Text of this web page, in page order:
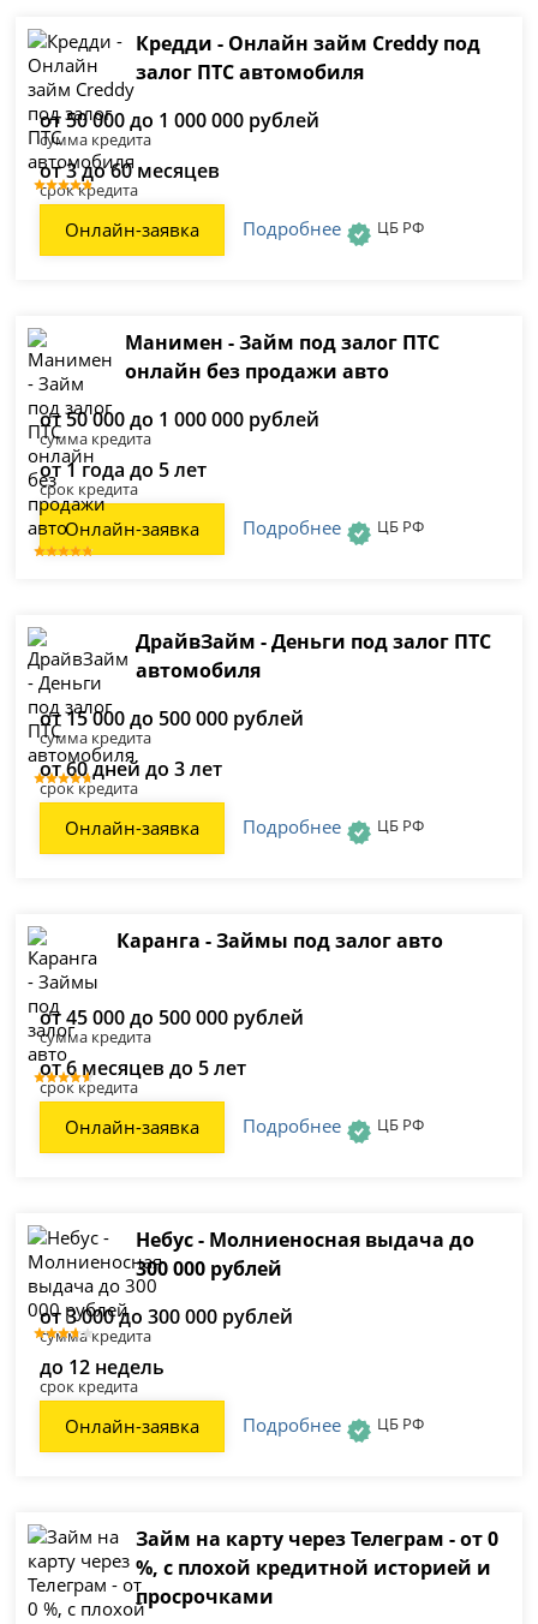
Кредди - Онлайн займ Creddy под
залог ПТС автомобиля
от 50 000 до 1 000 000 рублей
сумма кредита
от 3 до 60 месяцев
срок кредита
Онлайн-заявка Подробнее ЦБ РФ
Манимен - Займ под залог ПТС
онлайн без продажи авто
от 50 000 до 1 000 000 рублей
сумма кредита
от 1 года до 5 лет
срок кредита
Онлайн-заявка Подробнее ЦБ РФ
ДрайвЗайм - Деньги под залог ПТС
автомобиля
от 15 000 до 500 000 рублей
сумма кредита
от 60 дней до 3 лет
срок кредита
Онлайн-заявка Подробнее ЦБ РФ
Каранга - Займы под залог авто
от 45 000 до 500 000 рублей
сумма кредита
от 6 месяцев до 5 лет
срок кредита
Онлайн-заявка Подробнее ЦБ РФ
Небус - Молниеносная выдача до
300 000 рублей
от 3 000 до 300 000 рублей
сумма кредита
до 12 недель
срок кредита
Онлайн-заявка Подробнее ЦБ РФ
Займ на карту через Телеграм - от 0
%, с плохой кредитной историей и
просрочками